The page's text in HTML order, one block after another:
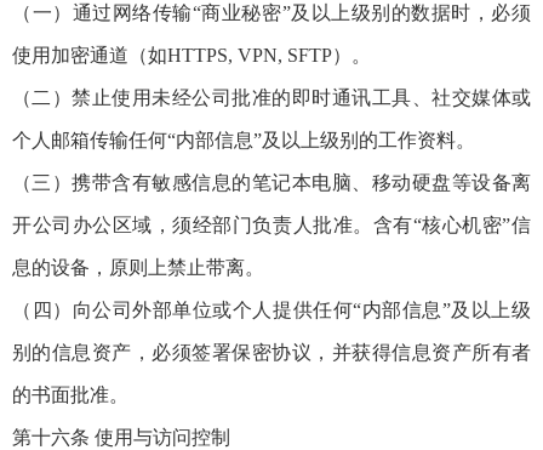
（一）通过网络传输“商业秘密”及以上级别的数据时，必须
使用加密通道（如HTTPS, VPN, SFTP）。
（二）禁止使用未经公司批准的即时通讯工具、社交媒体或
个人邮箱传输任何“内部信息”及以上级别的工作资料。
（三）携带含有敏感信息的笔记本电脑、移动硬盘等设备离
开公司办公区域，须经部门负责人批准。含有“核心机密”信
息的设备，原则上禁止带离。
（四）向公司外部单位或个人提供任何“内部信息”及以上级
别的信息资产，必须签署保密协议，并获得信息资产所有者
的书面批准。
第十六条 使用与访问控制